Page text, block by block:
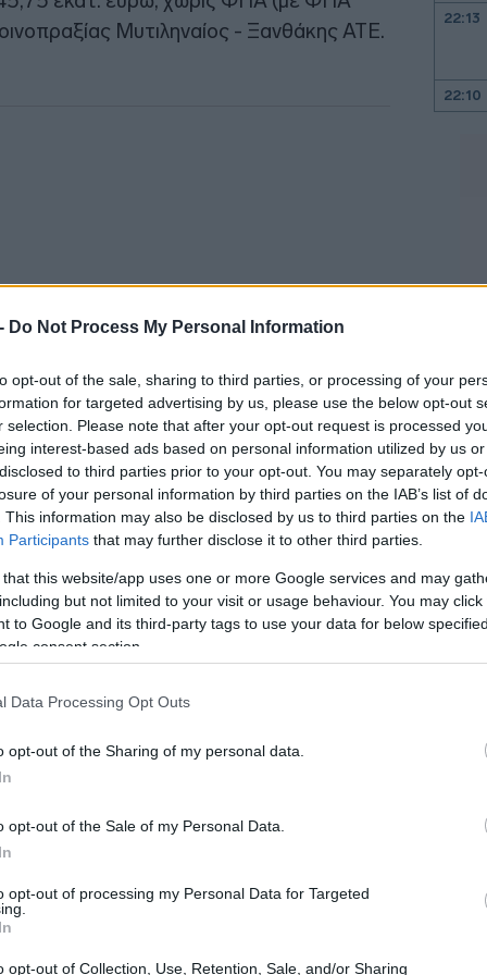
Do Not Process My Personal Information
opt-out of the sale, sharing to third parties, or processing of your
for targeted advertising by us, please use the below opt-out
selection. Please note that after your opt-out request is processed
interest-based ads based on personal information utilized by us
to third parties prior to your opt-out. You may separately
of your personal information by third parties on the IAB’s list of
This information may also be disclosed by us to third parties on the
Participants that may further disclose it to other third parties.
that this website/app uses one or more Google services and may
but not limited to your visit or usage behaviour. You may
to Google and its third-party tags to use your data for below
consent section.
Data Processing Opt Outs
opt-out of the Sharing of my personal data.
opt-out of the Sale of my Personal Data.
opt-out of processing my Personal Data for Targeted
opt-out of Collection, Use, Retention, Sale, and/or Sharing
Μυτιληναίος - Ξανθάκης ΑΤΕ.
Σύγχρονου Συστήματος
1 στο τμήμα Θεσσαλονίκη -
τροχιάς για τις ανάγκες της
σηματοδότησης στη
Ειδομένη. Η χρηματοδότηση του έργου
μέσω του Ε.Π. ΥΜΕ-ΠΕΡΑΑ. Η
μήνες (5 χρόνια), εκ των οποίων οι 24
ολοκλήρωσή του ανοίγει ο δρόμος και
δρομολογίων με τα Δυτικά Βαλκάνια
22:13
22:10
21:46
21:27
21:11
21:01